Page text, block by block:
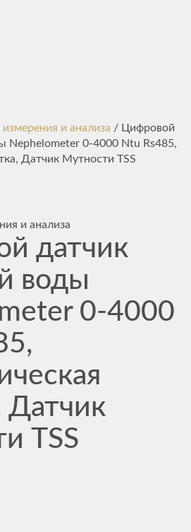
и анализа / Цифровой
Nephelometer 0-4000 Ntu Rs485,
Датчик Мутности TSS
и анализа
датчик
воды
0-4000
Датчик
TSS